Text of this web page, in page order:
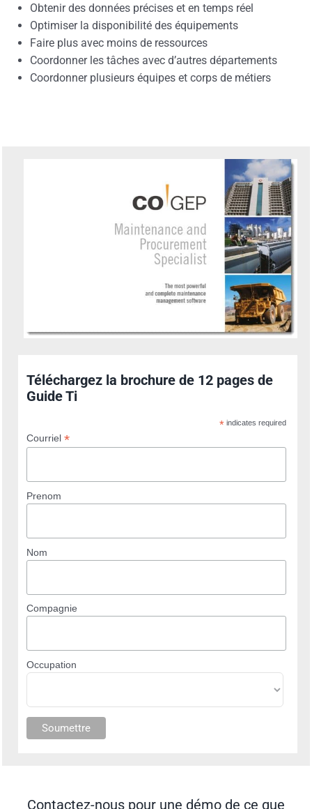
Obtenir des données précises et en temps réel
Optimiser la disponibilité des équipements
Faire plus avec moins de ressources
Coordonner les tâches avec d’autres départements
Coordonner plusieurs équipes et corps de métiers
Téléchargez la brochure de 12 pages de
Guide Ti
* indicates required
Courriel *
Prenom
Nom
Compagnie
Occupation
Contactez-nous pour une démo de ce que